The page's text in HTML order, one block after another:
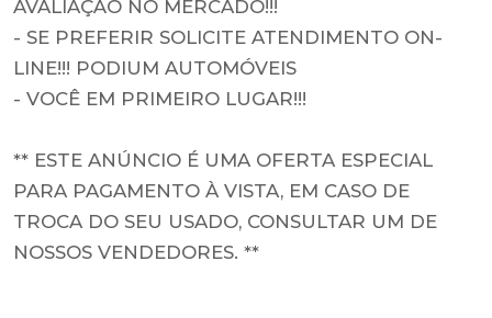
AVALIAÇÃO NO MERCADO!!!
- SE PREFERIR SOLICITE ATENDIMENTO ON-
LINE!!! PODIUM AUTOMÓVEIS
- VOCÊ EM PRIMEIRO LUGAR!!!
** ESTE ANÚNCIO É UMA OFERTA ESPECIAL
PARA PAGAMENTO À VISTA, EM CASO DE
TROCA DO SEU USADO, CONSULTAR UM DE
NOSSOS VENDEDORES. **